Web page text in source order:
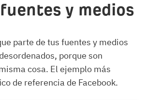
y medios
parte de tus fuentes y medios
porque son
cosa. El ejemplo más
de referencia de Facebook.